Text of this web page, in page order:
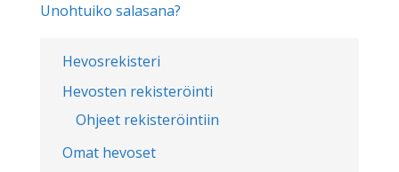
Hevosrekisteri
Hevosten rekisteröinti
Ohjeet rekisteröintiin
Omat hevoset
Unohtuiko salasana?